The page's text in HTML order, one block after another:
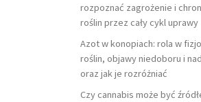
rozpoznać zagrożenie i
roślin przez cały cykl uprawy
Azot w konopiach: rola w
roślin, objawy niedoboru i
oraz jak je rozróżniać
Czy cannabis może być